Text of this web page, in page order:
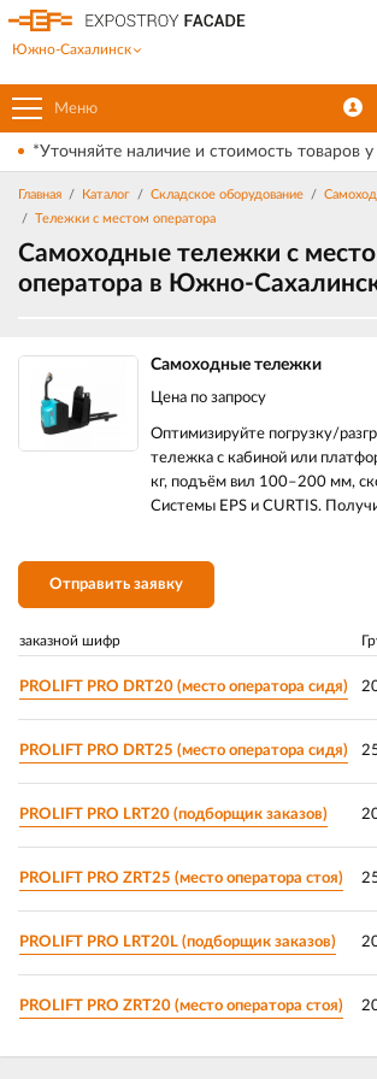
Меню
Южно-Сахалинск
*Уточняйте наличие и стоимость товаров
Главная Каталог Складское оборудование
Тележки с местом оператора
Самоходные тележки с
оператора в Южно-
Самоходные тележки
Цена по запросу
Оптимизируйте погрузку/
тележка с кабиной или
кг, подъём вил 100–200 мм,
Системы EPS и CURTIS.
Отправить заявку
заказной шифр
PROLIFT PRO DRT20 (место оператора сидя)
PROLIFT PRO DRT25 (место оператора сидя)
PROLIFT PRO LRT20 (подборщик заказов)
PROLIFT PRO ZRT25 (место оператора стоя)
PROLIFT PRO LRT20L (подборщик заказов)
PROLIFT PRO ZRT20 (место оператора стоя)